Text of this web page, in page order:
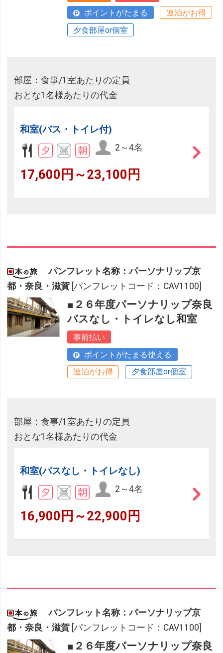
ポイントがたまる
連泊がお得
夕食部屋or個室
部屋：食事/1室あたりの定員
おとな1名様あたりの代金
和室(バス・トイレ付)
2～4名
17,600円～23,100円
パンフレット名称：パーソナリップ京
都・奈良・滋賀 [パンフレットコード：CAV1100]
■２６年度パーソナリップ奈良
バスなし・トイレなし和室
事前払い
ポイントがたまる使える
連泊がお得
夕食部屋or個室
部屋：食事/1室あたりの定員
おとな1名様あたりの代金
和室(バスなし・トイレなし)
2～4名
16,900円～22,900円
パンフレット名称：パーソナリップ京
都・奈良・滋賀 [パンフレットコード：CAV1100]
■２６年度パーソナリップ奈良